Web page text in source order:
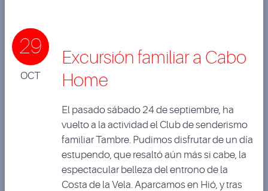
29
OCT
Excursión familiar a Cabo
Home
El pasado sábado 24 de septiembre, ha
vuelto a la actividad el Club de senderismo
familiar Tambre. Pudimos disfrutar de un día
estupendo, que resaltó aún más si cabe, la
espectacular belleza del entrono de la
Costa de la Vela. Aparcamos en Hió, y tras